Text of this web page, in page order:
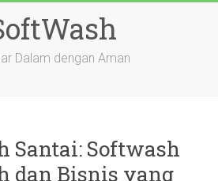
Dalam dengan Aman
Santai: Softwash
dan Bisnis yang